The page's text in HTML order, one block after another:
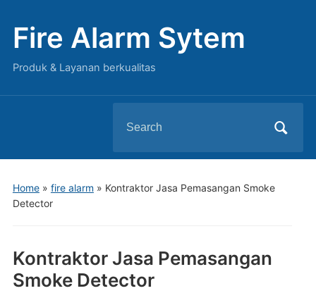
Fire Alarm Sytem
Produk & Layanan berkualitas
for:
Home» fire alarm » Kontraktor Jasa Pemasangan Smoke
Detector
Kontraktor Jasa Pemasangan
Smoke Detector